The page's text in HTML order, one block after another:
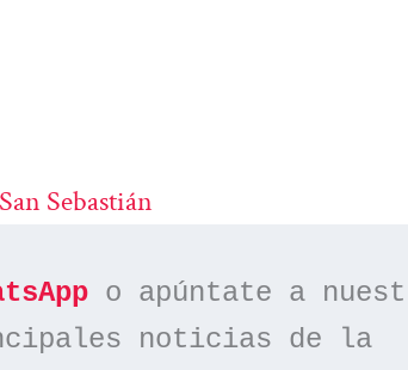
San Sebastián
noticias de la